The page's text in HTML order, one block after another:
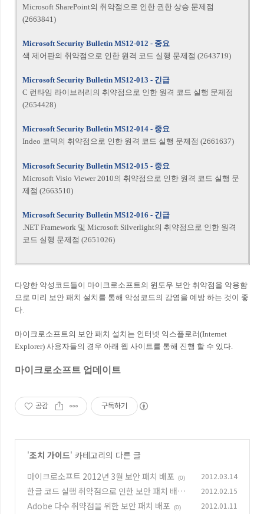
Microsoft SharePoint의 취약점으로 인한 권한 상승 문제점
(2663841)
Microsoft Security Bulletin MS12-012 - 중요
색 제어판의 취약점으로 인한 원격 코드 실행 문제점 (2643719)
Microsoft Security Bulletin MS12-013 - 긴급
C 런타임 라이브러리의 취약점으로 인한 원격 코드 실행 문제점
(2654428)
Microsoft Security Bulletin MS12-014 - 중요
Indeo 코덱의 취약점으로 인한 원격 코드 실행 문제점 (2661637)
Microsoft Security Bulletin MS12-015 - 중요
Microsoft Visio Viewer 2010의 취약점으로 인한 원격 코드 실행 문
제점 (2663510)
Microsoft Security Bulletin MS12-016 - 긴급
.NET Framework 및 Microsoft Silverlight의 취약점으로 인한 원격
코드 실행 문제점 (2651026)
다양한 악성코드들이 마이크로소프트의 윈도우 보안 취약점을 악용함
으로 미리 보안 패치 설치를 통해 악성코드의 감염을 예방 하는 것이 좋
다.
마이크로소프트의 보안 패치 설치는 인터넷 익스플로러(Internet
Explorer) 사용자들의 경우 아래 웹 사이트를 통해 진행 할 수 있다.
마이크로소프트 업데이트
공감 구독하기
'조치 가이드' 카테고리의 다른 글
마이크로소프트 2012년 3월 보안 패치 배포
(0) 2012.03.14
한글 코드 실행 취약점으로 인한 보안 패치 배포
(0)
2012.02.15
Adobe 다수 취약점을 위한 보안 패치 배포 (0) 2012.01.11